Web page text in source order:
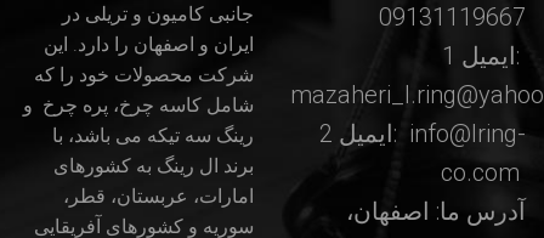
جانبی کامیون و تریلی در
ایران و اصفهان را دارد. این
شرکت محصولات خود را که
شامل کاسه چرخ، پره چرخ و
رینگ سه تیکه می باشد، با
برند ال رینگ به کشورهای
امارات، عربستان، قطر،
سوریه و کشورهای آفریقایی
09131119667
ایمیل 1:
ایمیل 2: info@lring-
co.com
آدرس ما: اصفهان،